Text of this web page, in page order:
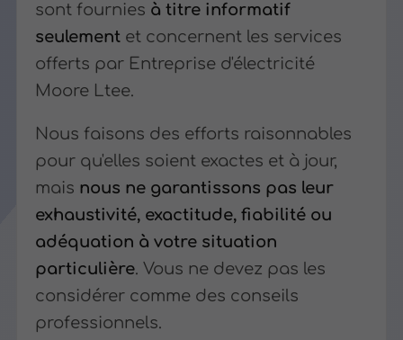
sont fournies à titre informatif
seulementet concernent les services
offerts par Entreprise d'électricité
Moore Ltee.
Nous faisons des efforts raisonnables
pour qu'elles soient exactes et à jour,
mais nous ne garantissons pas leur
exhaustivité, exactitude, fiabilité ou
adéquation à votre situation
particulière. Vous ne devez pas les
considérer comme des conseils
professionnels.